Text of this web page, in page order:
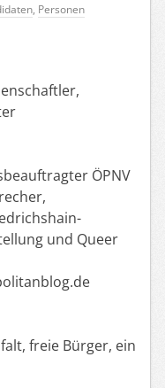
, Personen
ÖPNV
und Queer
freie Bürger, ein